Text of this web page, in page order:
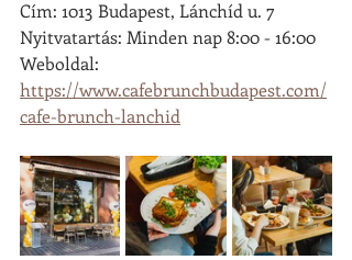
Cím: 1013 Budapest, Lánchíd u. 7
Nyitvatartás: Minden nap 8:00 - 16:00
Weboldal:
https://www.cafebrunchbudapest.com/
cafe-brunch-lanchid